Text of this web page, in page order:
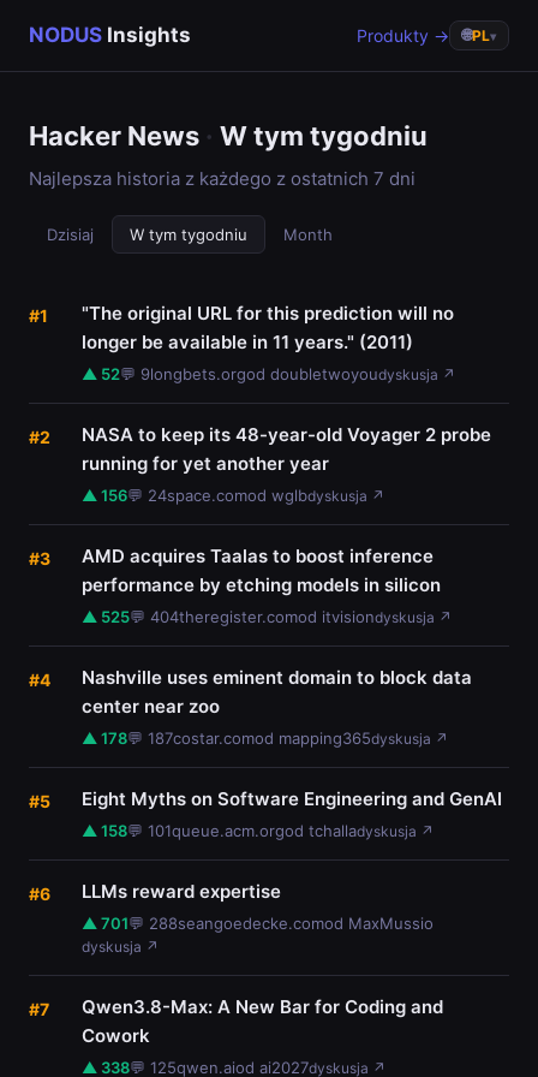
NODUS Insights Produkty → 🌐PL▾
Hacker News · W tym tygodniu
Najlepsza historia z każdego z ostatnich 7 dni
Dzisiaj W tym tygodniu Month
#1
"The original URL for this prediction will no
longer be available in 11 years." (2011)
▲ 52💬 9longbets.orgod doubletwoyoudyskusja ↗
#2
NASA to keep its 48-year-old Voyager 2 probe
running for yet another year
▲ 156💬 24space.comod wglbdyskusja ↗
#3
AMD acquires Taalas to boost inference
performance by etching models in silicon
▲ 525💬 404theregister.comod itvisiondyskusja ↗
#4
Nashville uses eminent domain to block data
center near zoo
▲ 178💬 187costar.comod mapping365dyskusja ↗
#5 Eight Myths on Software Engineering and GenAI
▲ 158💬 101queue.acm.orgod tchalladyskusja ↗
#6 LLMs reward expertise
▲ 701💬 288seangoedecke.comod MaxMussio
dyskusja ↗
#7
Qwen3.8-Max: A New Bar for Coding and
Cowork
▲ 338💬 125qwen.aiod ai2027dyskusja ↗